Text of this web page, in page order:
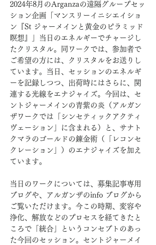
2024年8月のArganzaの遠隔グループセッ
ション企画「マンスリーイニシエイショ
ン『St ジャーメインと黄金のピラミッド
瞑想』」当日のエネルギーでチャージし
たクリスタル。同ワークでは、参加者で
ご希望の方には、クリスタルをお送りし
ています。当日、セッションのエネルギ
ーを記録しつつ、出荷時にはさらに、関
連する光線をエナジャイズ。今回は、セ
ントジャーメインの青紫の炎（アルガン
ザワークでは「シンセティックアクティ
ヴェーション」に含まれる）と、サナト
クマラのゴールドの錬金術（「レコンセ
クレーション」）のエナジャイズを加え
ています。
当日のワークについては、募集記事専用
ブログや、アルガンザのinfo ブログから
ご覧いただけます。今この時期、変容や
浄化、解放などのプロセスを経てきたと
ころで「統合」というコンセプトのあっ
た今回のセッション。セントジャーメイ